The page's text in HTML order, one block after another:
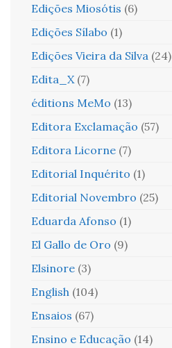
Edições Miosótis (6)
Edições Sílabo (1)
Edições Vieira da Silva (24)
Edita_X (7)
éditions MeMo (13)
Editora Exclamação (57)
Editora Licorne (7)
Editorial Inquérito (1)
Editorial Novembro (25)
Eduarda Afonso (1)
El Gallo de Oro (9)
Elsinore (3)
English (104)
Ensaios (67)
Ensino e Educação (14)